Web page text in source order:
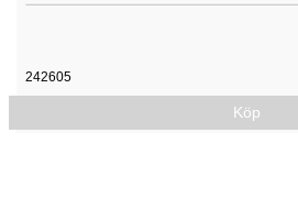
242605
Köp